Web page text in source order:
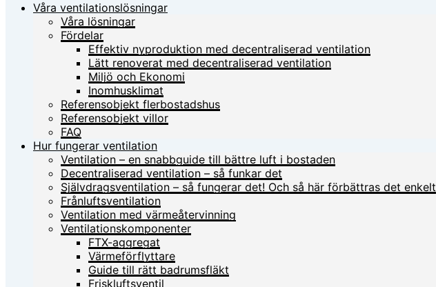
Våra ventilationslösningar
Våra lösningar
Fördelar
Effektiv nyproduktion med decentraliserad ventilation
Lätt renoverat med decentraliserad ventilation
Miljö och Ekonomi
Inomhusklimat
Referensobjekt flerbostadshus
Referensobjekt villor
FAQ
Hur fungerar ventilation
Ventilation – en snabbguide till bättre luft i bostaden
Decentraliserad ventilation – så funkar det
Självdragsventilation – så fungerar det! Och så här förbättras det enkelt
Frånluftsventilation
Ventilation med värmeåtervinning
Ventilationskomponenter
FTX-aggregat
Värmeförflyttare
Guide till rätt badrumsfläkt
Friskluftsventil